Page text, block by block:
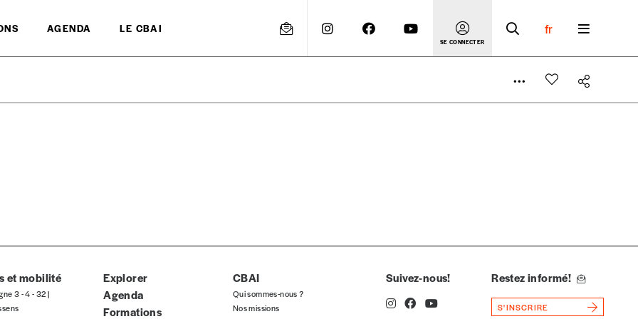
AGENDA LE CBAI
SE CONNECTER
fr
indicatif. De cette manière, vous soutenez le travail de l’équipe de rédaction selon vos moyens et vos motivations.
et mobilité
3 - 4 - 32 |
Explorer
Agenda
Formations
CBAI
Qui sommes-nous ?
Nos missions
Suivez-nous! Restez informé!
S'INSCRIRE